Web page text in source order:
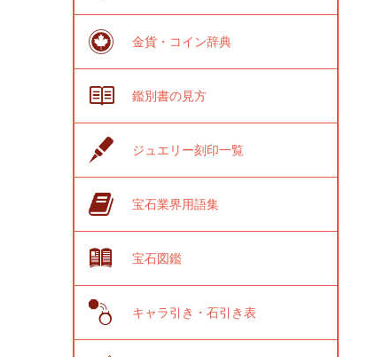
金貨・コイン辞典
鑑別書の見方
ジュエリー刻印一覧
宝石業界用語集
宝石図鑑
キャラ引き・石引き表